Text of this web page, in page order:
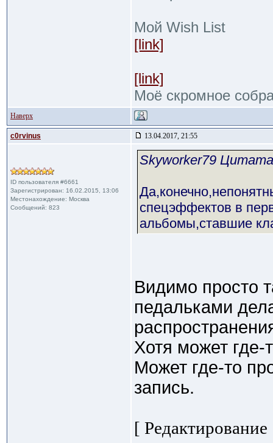
Мой Wish List
[link]
[link]
Моё скромное
Наверх
c0rvinus 13.04.2017, 21:55
ID пользователя #6661
Зарегистрирован: 16.02.2015, 13:06
Местонахождение: Москва
Сообщений: 823
Skyworker79 Цитата
спецэффектов в
альбомы,ставшие
Видимо просто
педальками
Хотя может
Может где-то
запись.
[